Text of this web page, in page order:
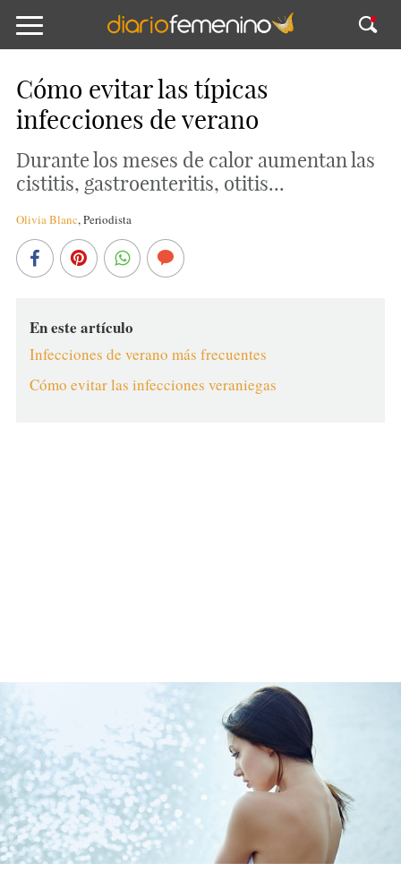
Cómo evitar las típicas
infecciones de verano
Durante los meses de calor aumentan las
cistitis, gastroenteritis, otitis...
Olivia Blanc,Periodista
En este artículo
Infecciones de verano más frecuentes
Cómo evitar las infecciones veraniegas